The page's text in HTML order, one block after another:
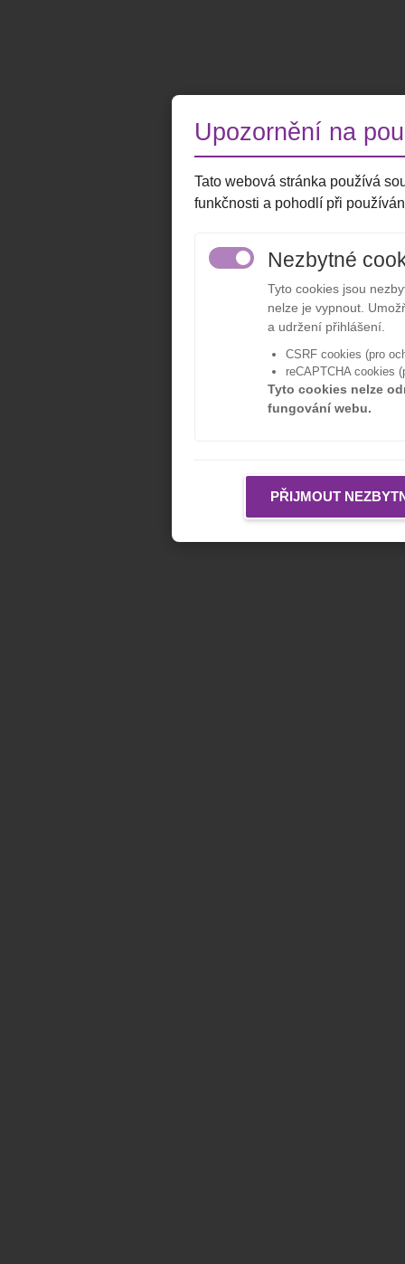
Upozornění na
Tato webová stránka používá
funkčnosti a pohodlí při
Nezbytné
Tyto cookies jsou
nelze je vypnout.
a udržení přihlášení.
CSRF cookies (pro
reCAPTCHA cookies
Tyto cookies nelze
fungování webu.
PŘIJMOUT